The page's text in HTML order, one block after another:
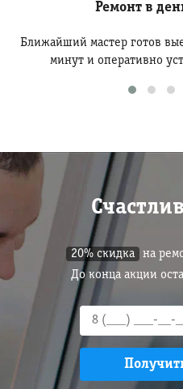
Ремонт в
Ближайший мастер готов
минут и оперативно
20% скидка
на
До конца акции